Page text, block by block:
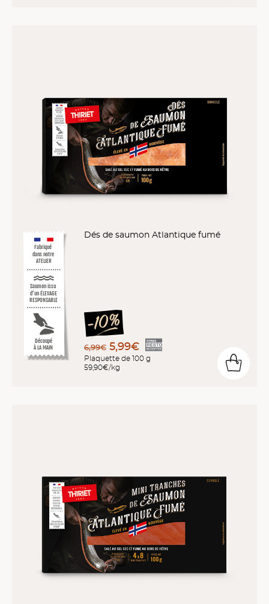
Fabriqué
dans notre
ATELIER
Saumon issu
d’un ÉLEVAGE
RESPONSABLE
Découpé
À LA MAIN
Dés de saumon Atlantique fumé
6,99€ 5,99€
Plaquette de 100 g
59,90€/kg